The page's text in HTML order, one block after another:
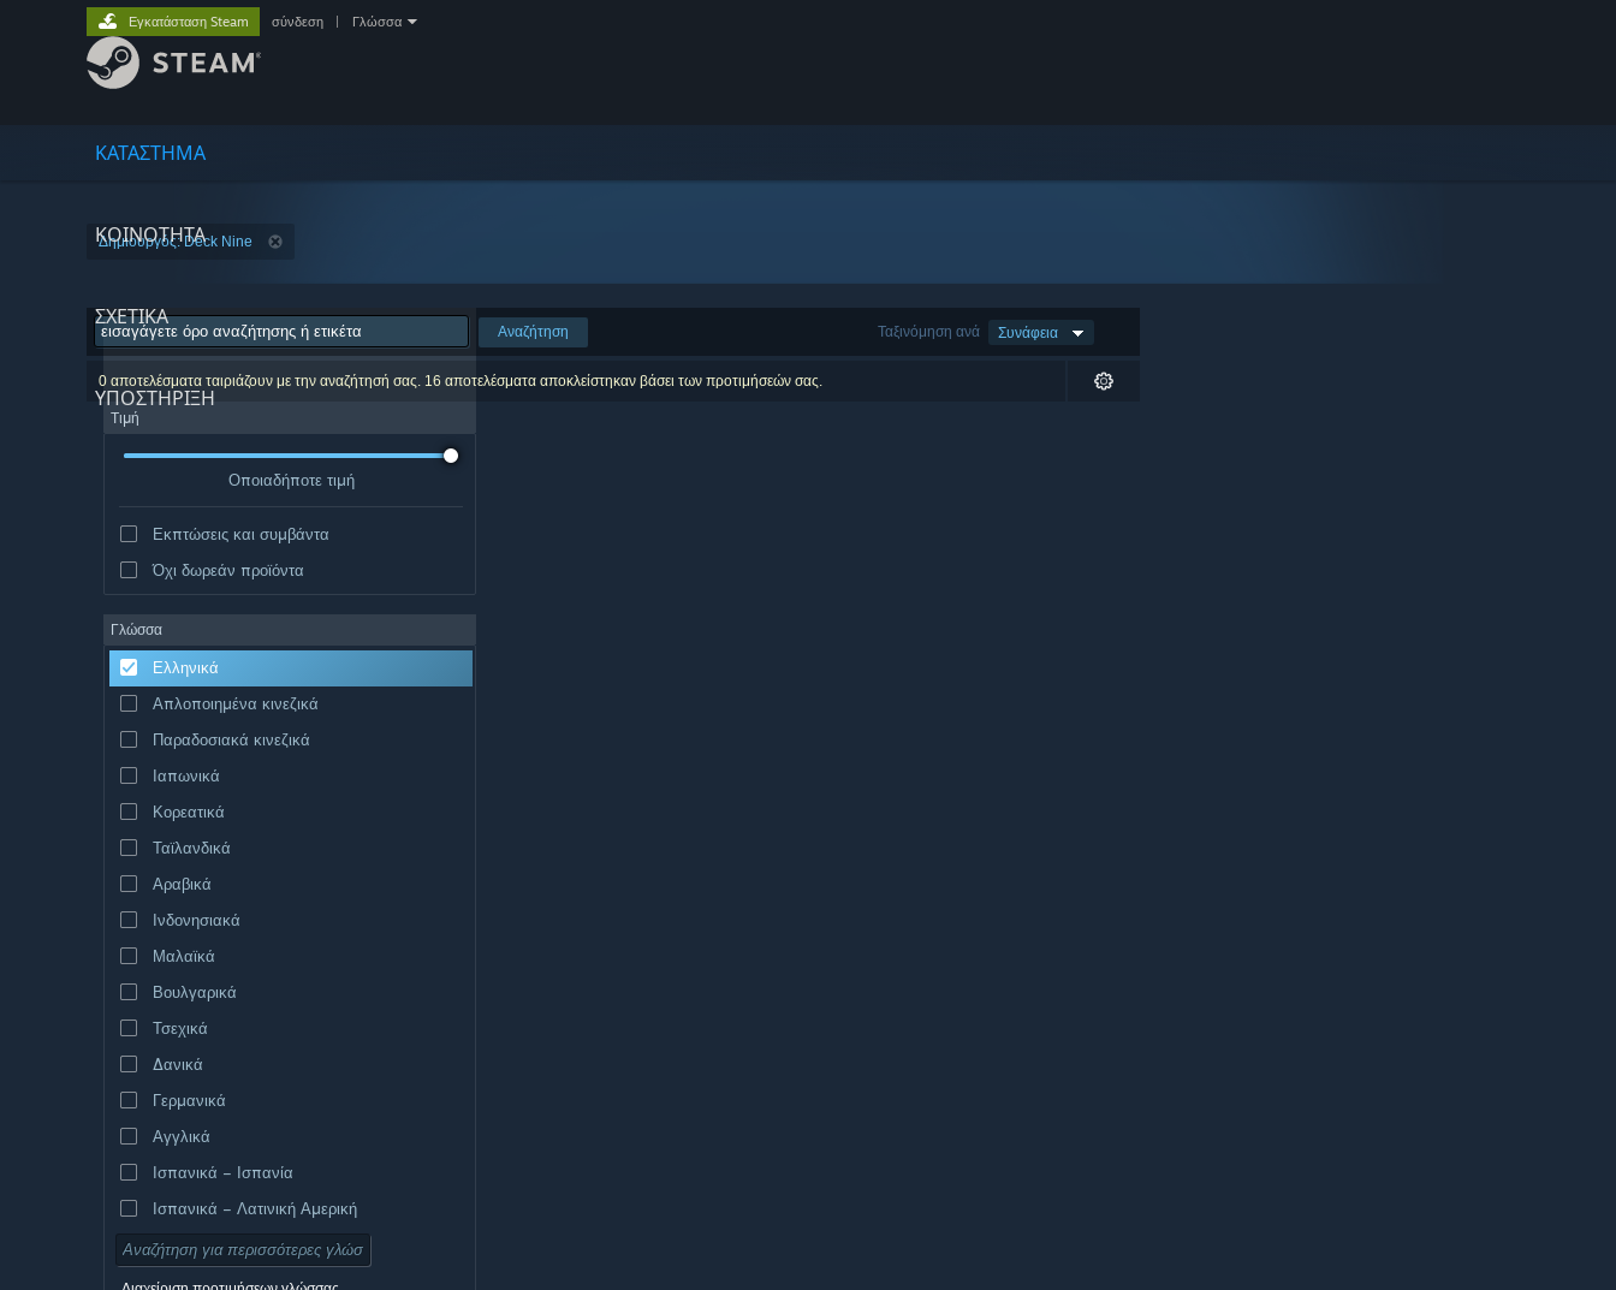
ΚΑΤΑΣΤΗΜΑ
ΚΟΙΝΟΤΗΤΑ
ΣΧΕΤΙΚΆ
ΥΠΟΣΤΗΡΙΞΗ
Εγκατάσταση Steam σύνδεση Γλώσσα
Δημιουργός: Deck Nine
Ταξινόμηση ανά Συνάφεια
Αναζήτηση
0 αποτελέσματα ταιριάζουν με την αναζήτησή σας. 16 αποτελέσματα αποκλείστηκαν βάσει των προτιμήσεών σας.
Τιμή
Οποιαδήποτε τιμή
Εκπτώσεις και συμβάντα
Όχι δωρεάν προϊόντα
Γλώσσα
Ελληνικά
Απλοποιημένα κινεζικά
Παραδοσιακά κινεζικά
Ιαπωνικά
Κορεατικά
Ταϊλανδικά
Αραβικά
Ινδονησιακά
Μαλαϊκά
Βουλγαρικά
Τσεχικά
Δανικά
Γερμανικά
Αγγλικά
Ισπανικά – Ισπανία
Ισπανικά – Λατινική Αμερική